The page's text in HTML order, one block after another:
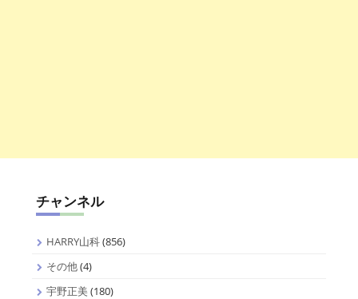
チャンネル
HARRY山科(856)
その他(4)
宇野正美(180)